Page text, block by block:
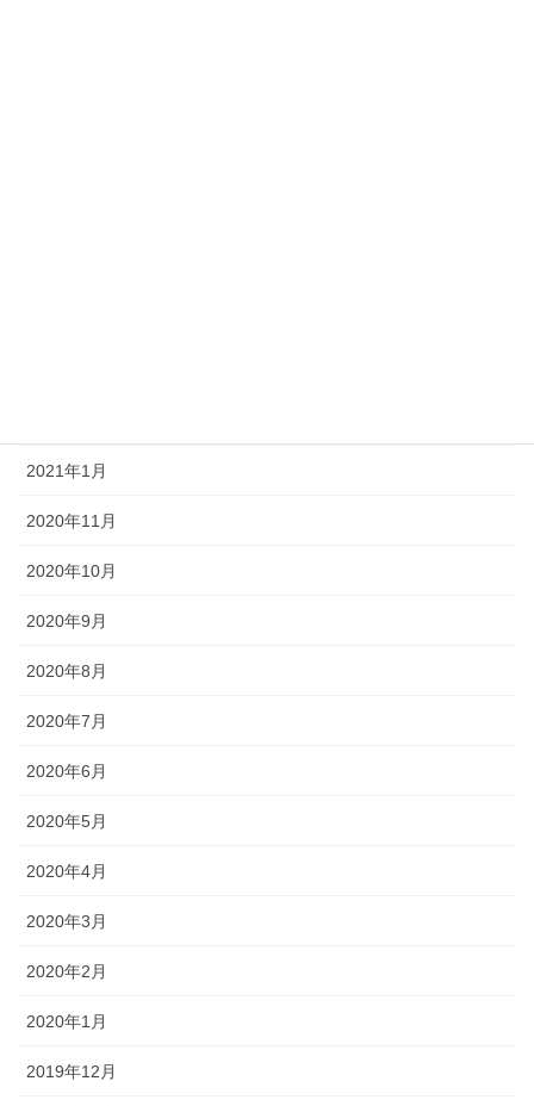
2021年1月
2020年11月
2020年10月
2020年9月
2020年8月
2020年7月
2020年6月
2020年5月
2020年4月
2020年3月
2020年2月
2020年1月
2019年12月